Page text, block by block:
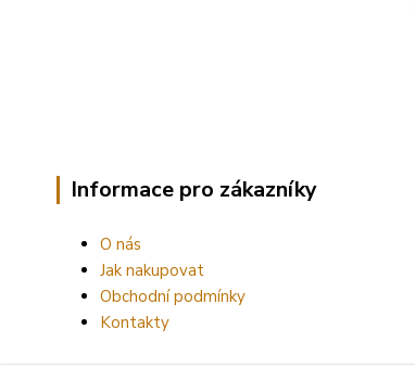
Informace pro zákazníky
O nás
Jak nakupovat
Obchodní podmínky
Kontakty